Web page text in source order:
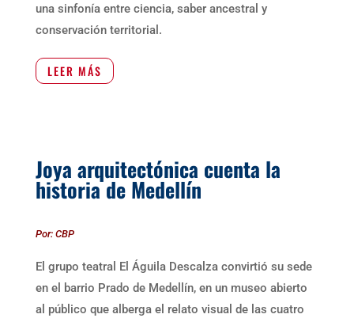
una sinfonía entre ciencia, saber ancestral y
conservación territorial.
LEER MÁS
Joya arquitectónica cuenta la
historia de Medellín
Por: CBP
El grupo teatral El Águila Descalza convirtió su sede
en el barrio Prado de Medellín, en un museo abierto
al público que alberga el relato visual de las cuatro